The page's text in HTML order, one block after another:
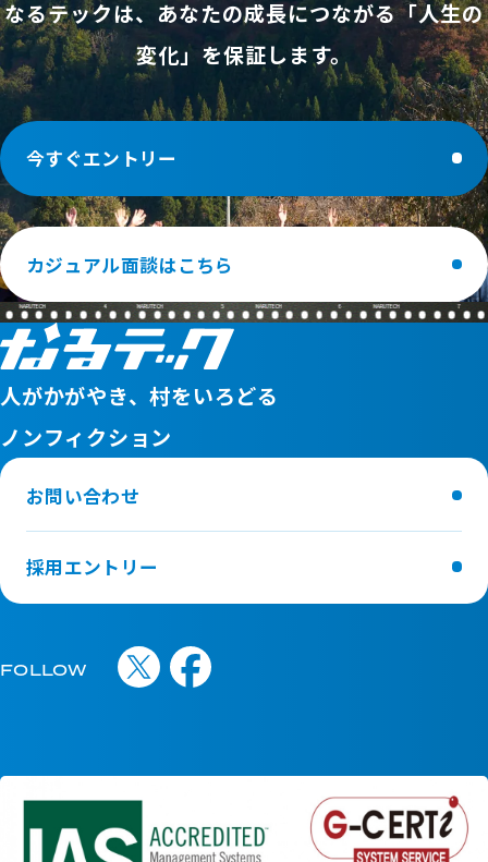
(雇用対策法3号のイに基づく表記)
● 秋田県雄勝郡東成瀬村に移住し、そのまま定住する
意思がある方
(住宅は自治体または当社が斡旋することも可能)
感していただける方
募集職種
IT/Web総合コース(未経験者)
コンサルタント職
システムエンジニア職
オペレーター職
セールス職
IT/Web総合コース(実務経験者)
コンサルタント職
システムエンジニア職
オペレーター職
雇用形態
・無期雇用（正社員）
※共に入社から6ヵ月は試用期間(有期契約社員)
※「無期雇用（正社員）」と「有期雇用(契約社員：2年
ア形成を前提とした高い基準、有期雇用は特定業務や短
期プロジェクト向けの柔軟な枠として位置づけておりま
す。
募集対象
【全求人共通】
● 応募時に35歳以下の健康な方
(雇用対策法3号のイに基づく表記)
意思がある方
(住宅は自治体または当社が斡旋することも可能)
● 素直さと向上心があり、当社の理念とビジョンに共
感していただける方
募集職種
教育領域特化コース
コンサルタント職
オペレーター職
産業振興領域特化コース
コンサルタント職
オペレーター職
コンサルタント職
コンサルタント職
オペレーター職
雇用形態
・有期雇用(契約社員：2年以上3年未満)
なるテックは、あなたの成長につながる「人生の
変化」を保証します。
今すぐエントリー
カジュアル面談はこちら
人がかがやき、村をいろどる
ノンフィクション
お問い合わせ
採用エントリー
FOLLOW